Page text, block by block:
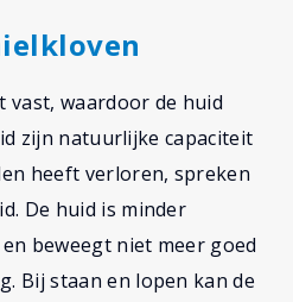
vast, waardoor de huid
zijn natuurlijke capaciteit
heeft verloren, spreken
De huid is minder
beweegt niet meer goed
Bij staan en lopen kan de